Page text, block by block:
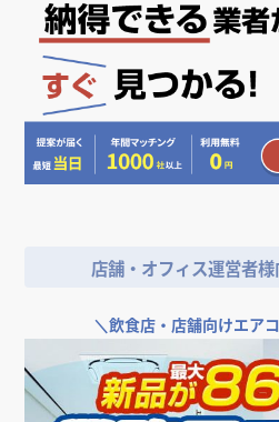
店舗・オフィス運営者
＼飲食店・店舗向けエア